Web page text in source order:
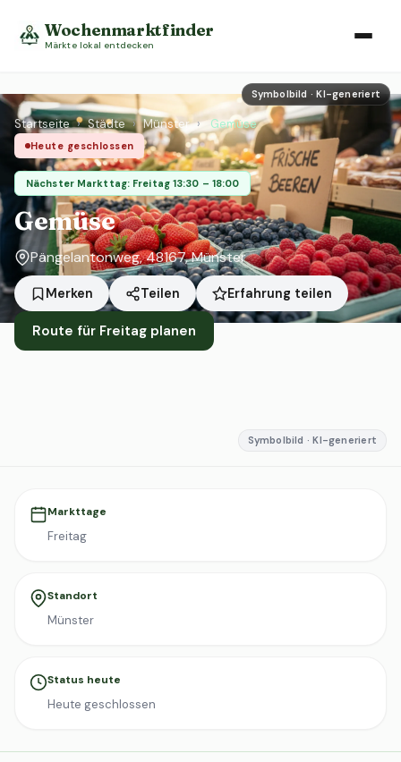
Wochenmarktfinder
Märkte lokal entdecken
Symbolbild · KI-generiert
Startseite › Städte › Münster › Gemüse
Heute geschlossen
Nächster Markttag: Freitag 13:30 – 18:00
Gemüse
Pängelantonweg, 48167, Münster
Merken Teilen Erfahrung teilen
Route für Freitag planen
Symbolbild · KI-generiert
Markttage
Freitag
Standort
Münster
Status heute
Heute geschlossen